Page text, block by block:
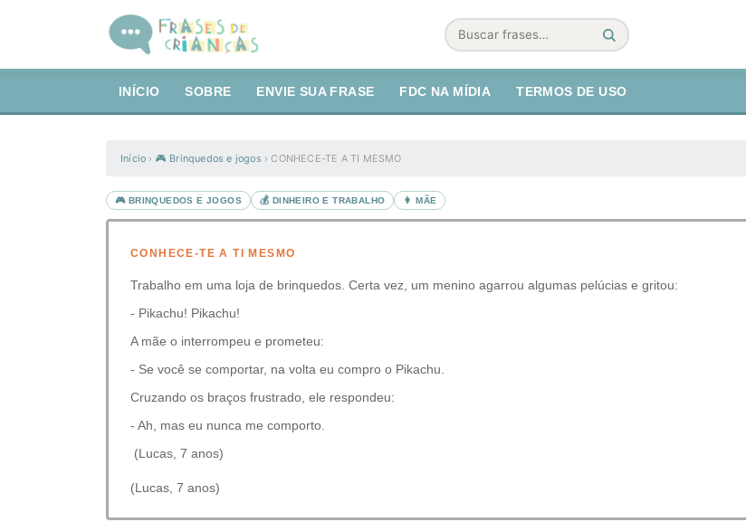
Buscar
INÍCIO SOBRE ENVIE SUA FRASE FDC NA MÍDIA TERMOS DE USO
Início › 🎮 Brinquedos e jogos ›CONHECE-TE A TI MESMO
🎮 BRINQUEDOS E JOGOS 💰 DINHEIRO E TRABALHO 👩 MÃE
CONHECE-TE A TI MESMO
Trabalho em uma loja de brinquedos. Certa vez, um menino agarrou algumas pelúcias e gritou:
- Pikachu! Pikachu!
A mãe o interrompeu e prometeu:
- Se você se comportar, na volta eu compro o Pikachu.
Cruzando os braços frustrado, ele respondeu:
- Ah, mas eu nunca me comporto.
(Lucas, 7 anos)
(Lucas, 7 anos)